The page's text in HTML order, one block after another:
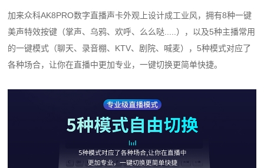
加来众科AK8PRO数字直播声卡外观上设计成工业风，拥有8种一键
美声特效按键（掌声、乌鸦、欢呼、么么哒.....），以及5种主播常用
的一键模式（聊天、录音棚、KTV、剧院、喊麦），5种模式对应了
各种场合，让你在直播中更加专业，一键切换更简单快捷。